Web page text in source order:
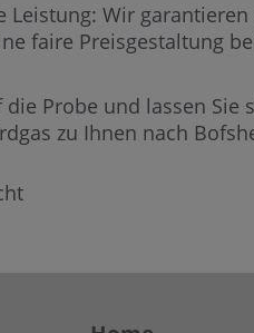
Leistung: Wir
faire Preisgestaltung
die Probe und lassen
zu Ihnen nach